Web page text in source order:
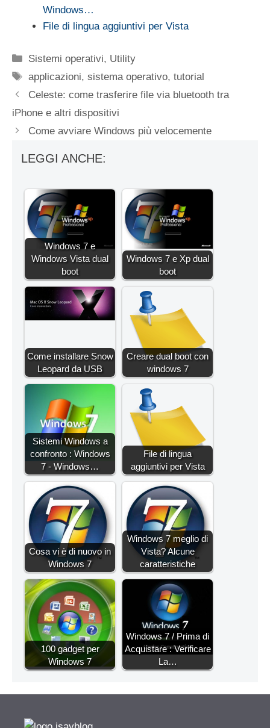
Windows…
File di lingua aggiuntivi per Vista
Categorie
Sistemi operativi, Utility
Tag
applicazioni,sistema operativo,tutorial
Celeste: come trasferire file via bluetooth tra
iPhone e altri dispositivi
Come avviare Windows più velocemente
LEGGI ANCHE:
Windows 7 e
Windows Vista dual
boot
Windows 7 e Xp dual
boot
Come installare Snow
Leopard da USB
Creare dual boot con
windows 7
Sistemi Windows a
confronto : Windows
7 - Windows…
File di lingua
aggiuntivi per Vista
Cosa vi è di nuovo in
Windows 7
Windows 7 meglio di
Vista? Alcune
caratteristiche
100 gadget per
Windows 7
Windows 7 / Prima di
Acquistare : Verificare
La…